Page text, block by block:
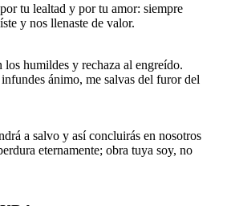
tu lealtad y por tu amor: siempre
y nos llenaste de valor.
los humildes y rechaza al engreído.
ánimo, me salvas del furor del
a salvo y así concluirás en nosotros
eternamente; obra tuya soy, no